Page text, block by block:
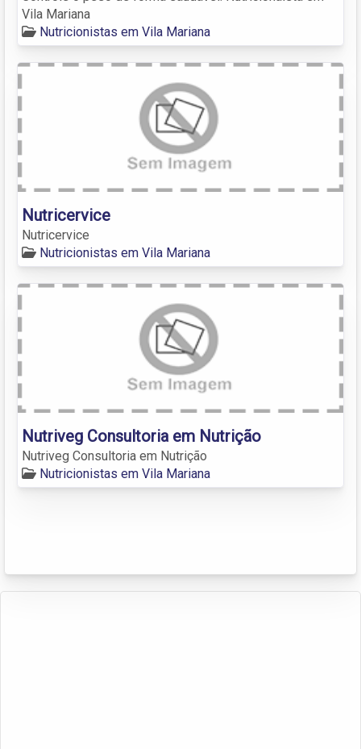
Vila Mariana
Nutricionistas em Vila Mariana
Nutricervice
Nutricervice
Nutricionistas em Vila Mariana
Nutriveg Consultoria em Nutrição
Nutriveg Consultoria em Nutrição
Nutricionistas em Vila Mariana